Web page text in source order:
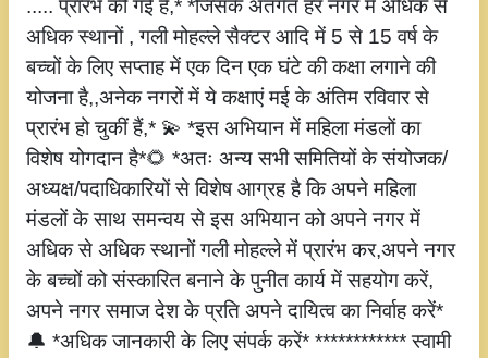
..... प्रारंभ की गई है,* *जिसके अंतर्गत हर नगर में अधिक से
अधिक स्थानों , गली मोहल्ले सैक्टर आदि में 5 से 15 वर्ष के
बच्चों के लिए सप्ताह में एक दिन एक घंटे की कक्षा लगाने की
योजना है,,अनेक नगरों में ये कक्षाएं मई के अंतिम रविवार से
प्रारंभ हो चुकीं हैं,* 💫 *इस अभियान में महिला मंडलों का
विशेष योगदान है*🌻 *अतः अन्य सभी समितियों के संयोजक/
अध्यक्ष/पदाधिकारियों से विशेष आग्रह है कि अपने महिला
मंडलों के साथ समन्वय से इस अभियान को अपने नगर में
अधिक से अधिक स्थानों गली मोहल्ले में प्रारंभ कर,अपने नगर
के बच्चों को संस्कारित बनाने के पुनीत कार्य में सहयोग करें,
अपने नगर समाज देश के प्रति अपने दायित्व का निर्वाह करें*
🔔 *अधिक जानकारी के लिए संपर्क करें* ************ स्वामी